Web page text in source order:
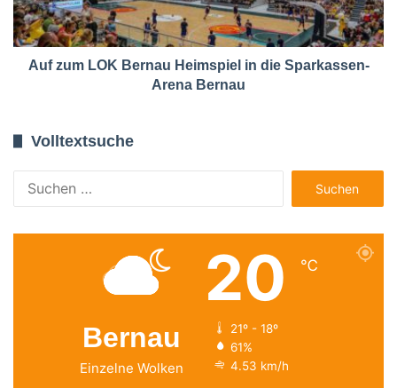
Auf zum LOK Bernau Heimspiel in die Sparkassen-
Arena Bernau
Volltextsuche
nach:
Bernau
Einzelne Wolken
20 ℃
21º - 18º
61%
4.53 km/h